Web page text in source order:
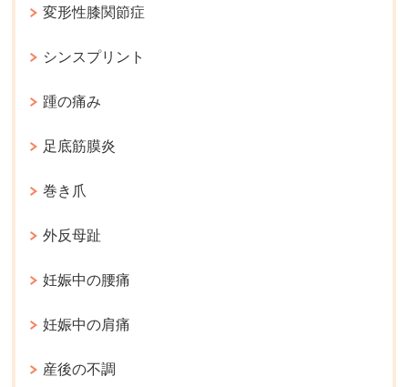
変形性膝関節症
シンスプリント
踵の痛み
足底筋膜炎
巻き爪
外反母趾
妊娠中の腰痛
妊娠中の肩痛
産後の不調